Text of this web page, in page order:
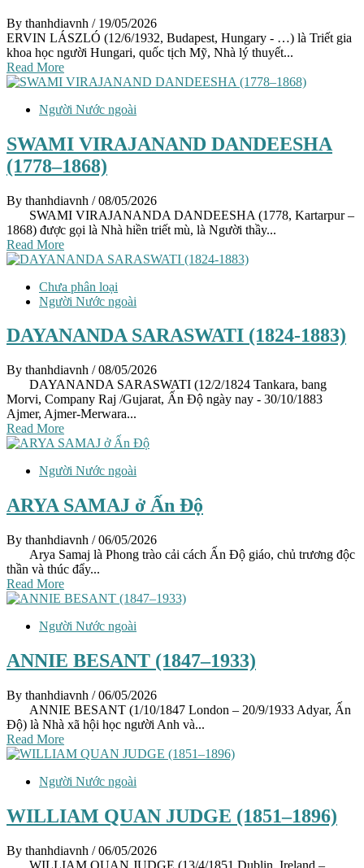
By thanhdiavnh / 19/05/2026
ERVIN LÁSZLÓ (12/6/1932, Budapest, Hungary - …) là Triết gia
khoa học người Hungari, quốc tịch Mỹ, Nhà lý thuyết...
Read More
Người Nước ngoài
SWAMI VIRAJANAND DANDEESHA
(1778–1868)
By thanhdiavnh / 08/05/2026
SWAMI VIRAJANANDA DANDEESHA (1778, Kartarpur –
1868) được gọi là Nhà hiền triết mù, là Người thầy...
Read More
Chưa phân loại
Người Nước ngoài
DAYANANDA SARASWATI (1824-1883)
By thanhdiavnh / 08/05/2026
DAYANANDA SARASWATI (12/2/1824 Tankara, bang
Morvi, Company Raj /Gujarat, Ấn Độ ngày nay - 30/10/1883
Ajmer, Ajmer-Merwara...
Read More
Người Nước ngoài
ARYA SAMAJ ở Ấn Độ
By thanhdiavnh / 06/05/2026
Arya Samaj là Phong trào cải cách Ấn Độ giáo, chủ trương độc
thần và thúc đẩy...
Read More
Người Nước ngoài
ANNIE BESANT (1847–1933)
By thanhdiavnh / 06/05/2026
ANNIE BESANT (1/10/1847 London – 20/9/1933 Adyar, Ấn
Độ) là Nhà xã hội học người Anh và...
Read More
Người Nước ngoài
WILLIAM QUAN JUDGE (1851–1896)
By thanhdiavnh / 06/05/2026
WILLIAM QUAN JUDGE (13/4/1851 Dublin, Ireland –